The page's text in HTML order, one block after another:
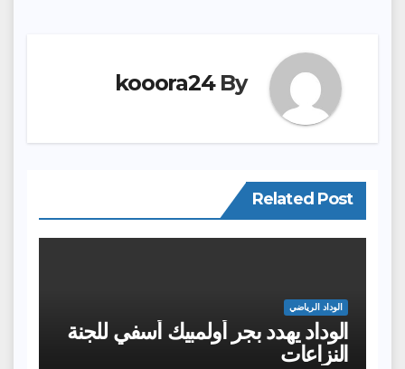
By
kooora24
Related Post
الوداد الرياضي
الوداد يهدد بجر أولمبيك أسفي للجنة
النزاعات